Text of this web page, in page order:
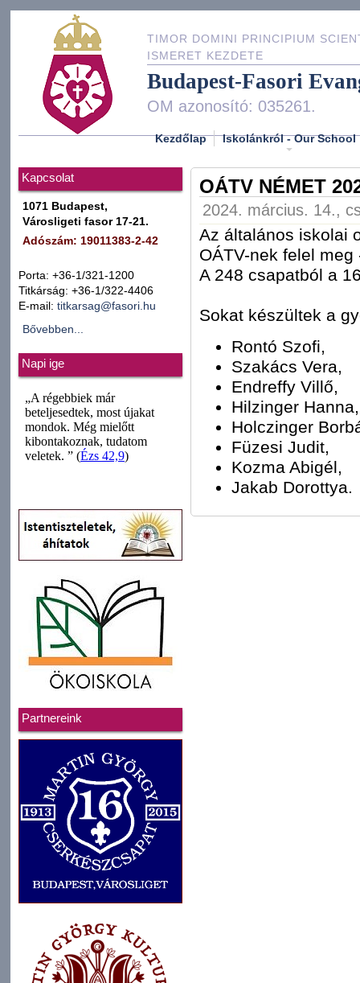
TIMOR DOMINI PRINCIPIUM
ISMERET KEZDETE
Budapest-Fasori
OM azonosító: 035261.
Kezdőlap Iskolánkról - Our School
Kapcsolat
1071 Budapest,
Városligeti fasor 17-21.
Adószám: 19011383-2-42
Porta: +36-1/321-1200
Titkárság: +36-1/322-4406
E-mail: titkarsag@fasori.hu
Bővebben...
Napi ige
Partnereink
OÁTV NÉMET
2024. március. 14.,
Az általános iskolai
OÁTV-nek felel
A 248 csapatból a
Sokat készültek a
Rontó Szofi,
Szakács Vera,
Endreffy Villő,
Hilzinger Hanna,
Holczinger
Füzesi Judit,
Kozma Abigél,
Jakab Dorottya.